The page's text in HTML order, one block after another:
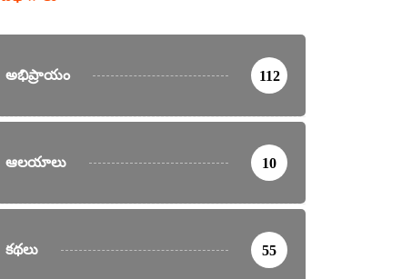
అభిప్రాయం 112
ఆలయాలు 10
కథలు 55